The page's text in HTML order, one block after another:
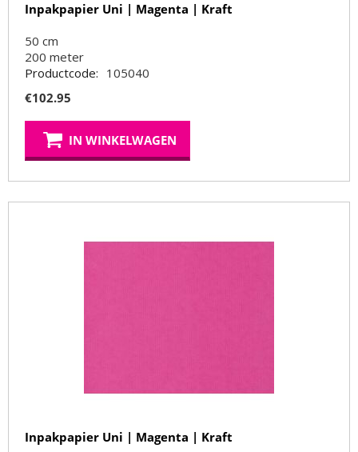
Inpakpapier Uni | Magenta | Kraft
50 cm
200 meter
Productcode: 105040
€102.95
IN WINKELWAGEN
Inpakpapier Uni | Magenta | Kraft